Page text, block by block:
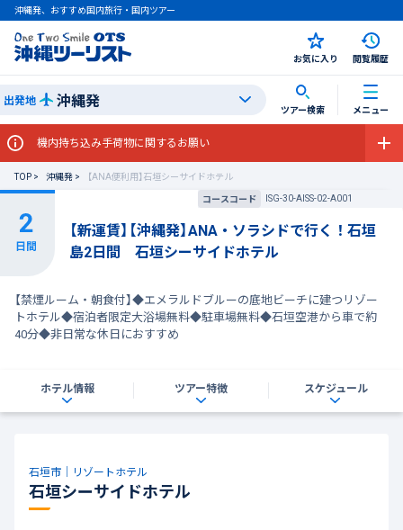
沖縄発、おすすめ国内旅行・国内ツアー
お気に入り 閲覧履歴
出発地 沖縄発 ツアー検索 メニュー
機内持ち込み手荷物に関するお願い
TOP 沖縄発
【ANA便利用】石垣シーサイドホテル
コースコード
ISG-30-AISS-02-A001
【新運賃】【沖縄発】ANA・ソラシドで行く！石垣
島2日間 石垣シーサイドホテル
【禁煙ルーム・朝食付】◆エメラルドブルーの底地ビーチに建つリゾー
トホテル◆宿泊者限定大浴場無料◆駐車場無料◆石垣空港から車で約
40分◆非日常な休日におすすめ
ホテル情報 ツアー特徴 スケジュール
石垣市｜リゾートホテル
石垣シーサイドホテル